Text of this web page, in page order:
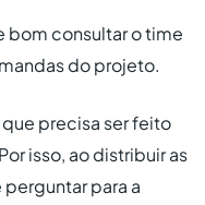
bom consultar o time
do projeto.
precisa ser feito
isso, ao distribuir as
para a